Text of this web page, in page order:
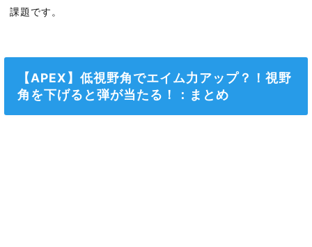
課題です。
【APEX】低視野角でエイム力アップ？！視野
角を下げると弾が当たる！：まとめ